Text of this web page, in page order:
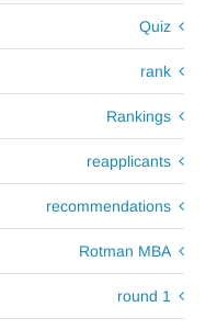
Quiz
rank
Rankings
reapplicants
recommendations
Rotman MBA
round 1